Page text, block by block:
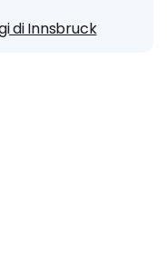
di Innsbruck